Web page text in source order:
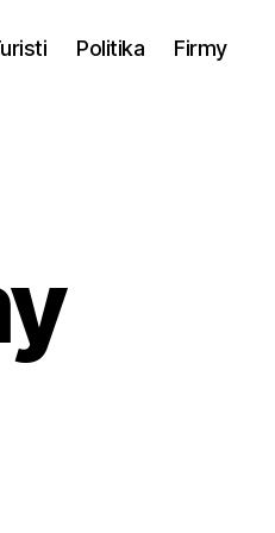
Politika Firmy